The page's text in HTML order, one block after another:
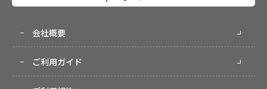
会社概要
ご利用ガイド